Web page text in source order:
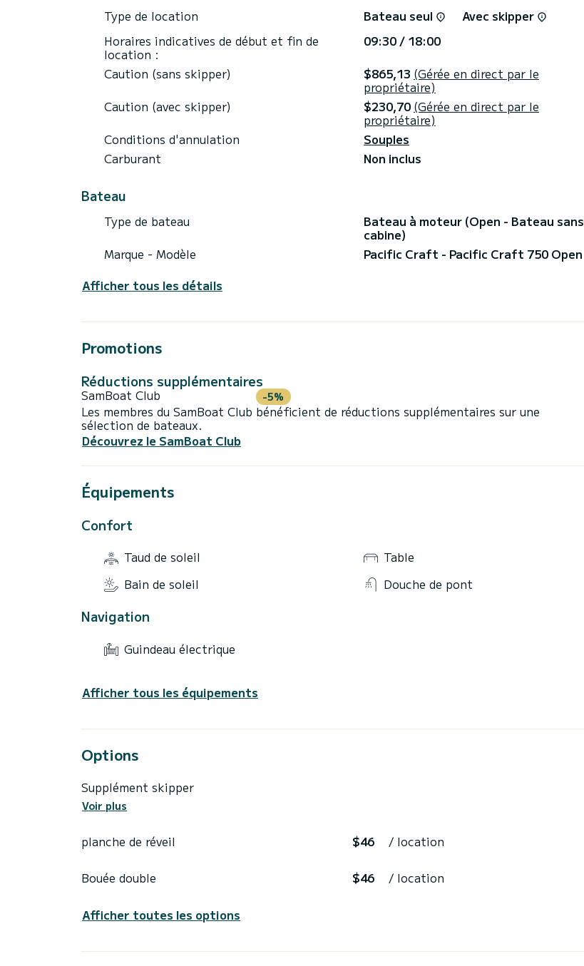
Type de location Bateau seul
Avec skipper
Horaires indicatives de début et fin de
location :
09:30 / 18:00
Caution (sans skipper)
$865,13 (Gérée en direct par le
propriétaire)
Caution (avec skipper)
$230,70 (Gérée en direct par le
propriétaire)
Conditions d'annulation
Souples
Carburant
Non inclus
Bateau
Type de bateau Bateau à moteur (Open - Bateau sans
cabine)
Marque - Modèle
Pacific Craft - Pacific Craft 750 Open
Afficher tous les détails
Promotions
Réductions supplémentaires
SamBoat Club -5%
Les membres du SamBoat Club bénéficient de réductions supplémentaires sur une
sélection de bateaux.
Découvrez le SamBoat Club
Équipements
Confort
Taud de soleil
Table
Bain de soleil
Douche de pont
Navigation
Guindeau électrique
Afficher tous les équipements
Options
Supplément skipper
Voir plus
planche de réveil $46 / location
Bouée double $46 / location
Afficher toutes les options